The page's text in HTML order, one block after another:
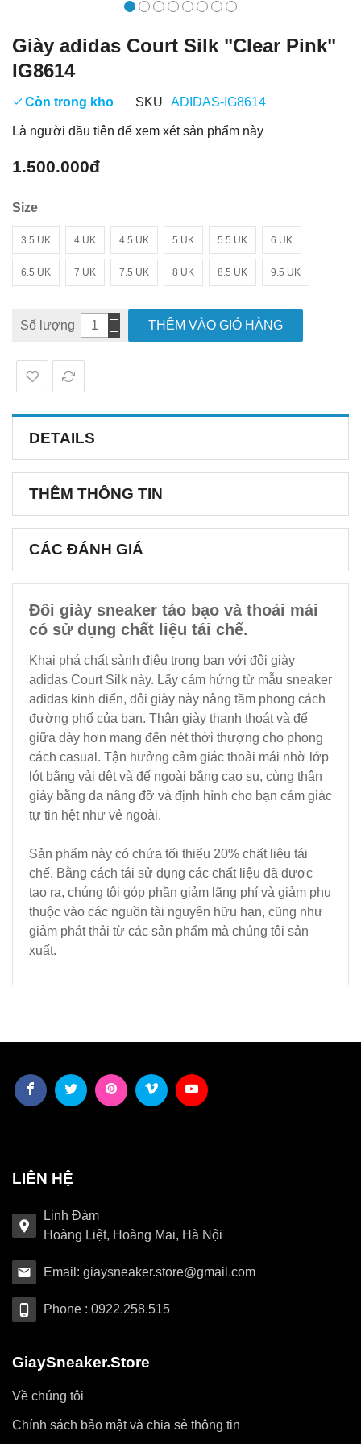
Giày adidas Court Silk "Clear Pink"
IG8614
Còn trong kho SKU ADIDAS-IG8614
Là người đầu tiên để xem xét sản phẩm này
1.500.000đ
Size
3.5 UK 4 UK 4.5 UK 5 UK 5.5 UK 6 UK
6.5 UK 7 UK 7.5 UK 8 UK 8.5 UK 9.5 UK
Số lượng THÊM VÀO GIỎ HÀNG
DETAILS
THÊM THÔNG TIN
CÁC ĐÁNH GIÁ
Đôi giày sneaker táo bạo và thoải mái
có sử dụng chất liệu tái chế.
Khai phá chất sành điệu trong bạn với đôi giày
adidas Court Silk này. Lấy cảm hứng từ mẫu sneaker
adidas kinh điển, đôi giày này nâng tầm phong cách
đường phố của bạn. Thân giày thanh thoát và đế
giữa dày hơn mang đến nét thời thượng cho phong
cách casual. Tận hưởng cảm giác thoải mái nhờ lớp
lót bằng vải dệt và đế ngoài bằng cao su, cùng thân
giày bằng da nâng đỡ và định hình cho bạn cảm giác
tự tin hệt như vẻ ngoài.
Sản phẩm này có chứa tối thiểu 20% chất liệu tái
chế. Bằng cách tái sử dụng các chất liệu đã được
tạo ra, chúng tôi góp phần giảm lãng phí và giảm phụ
thuộc vào các nguồn tài nguyên hữu hạn, cũng như
giảm phát thải từ các sản phẩm mà chúng tôi sản
xuất.
LIÊN HỆ
Linh Đàm
Hoàng Liệt, Hoàng Mai, Hà Nội
Email: giaysneaker.store@gmail.com
Phone : 0922.258.515
GiaySneaker.Store
Về chúng tôi
Chính sách bảo mật và chia sẻ thông tin